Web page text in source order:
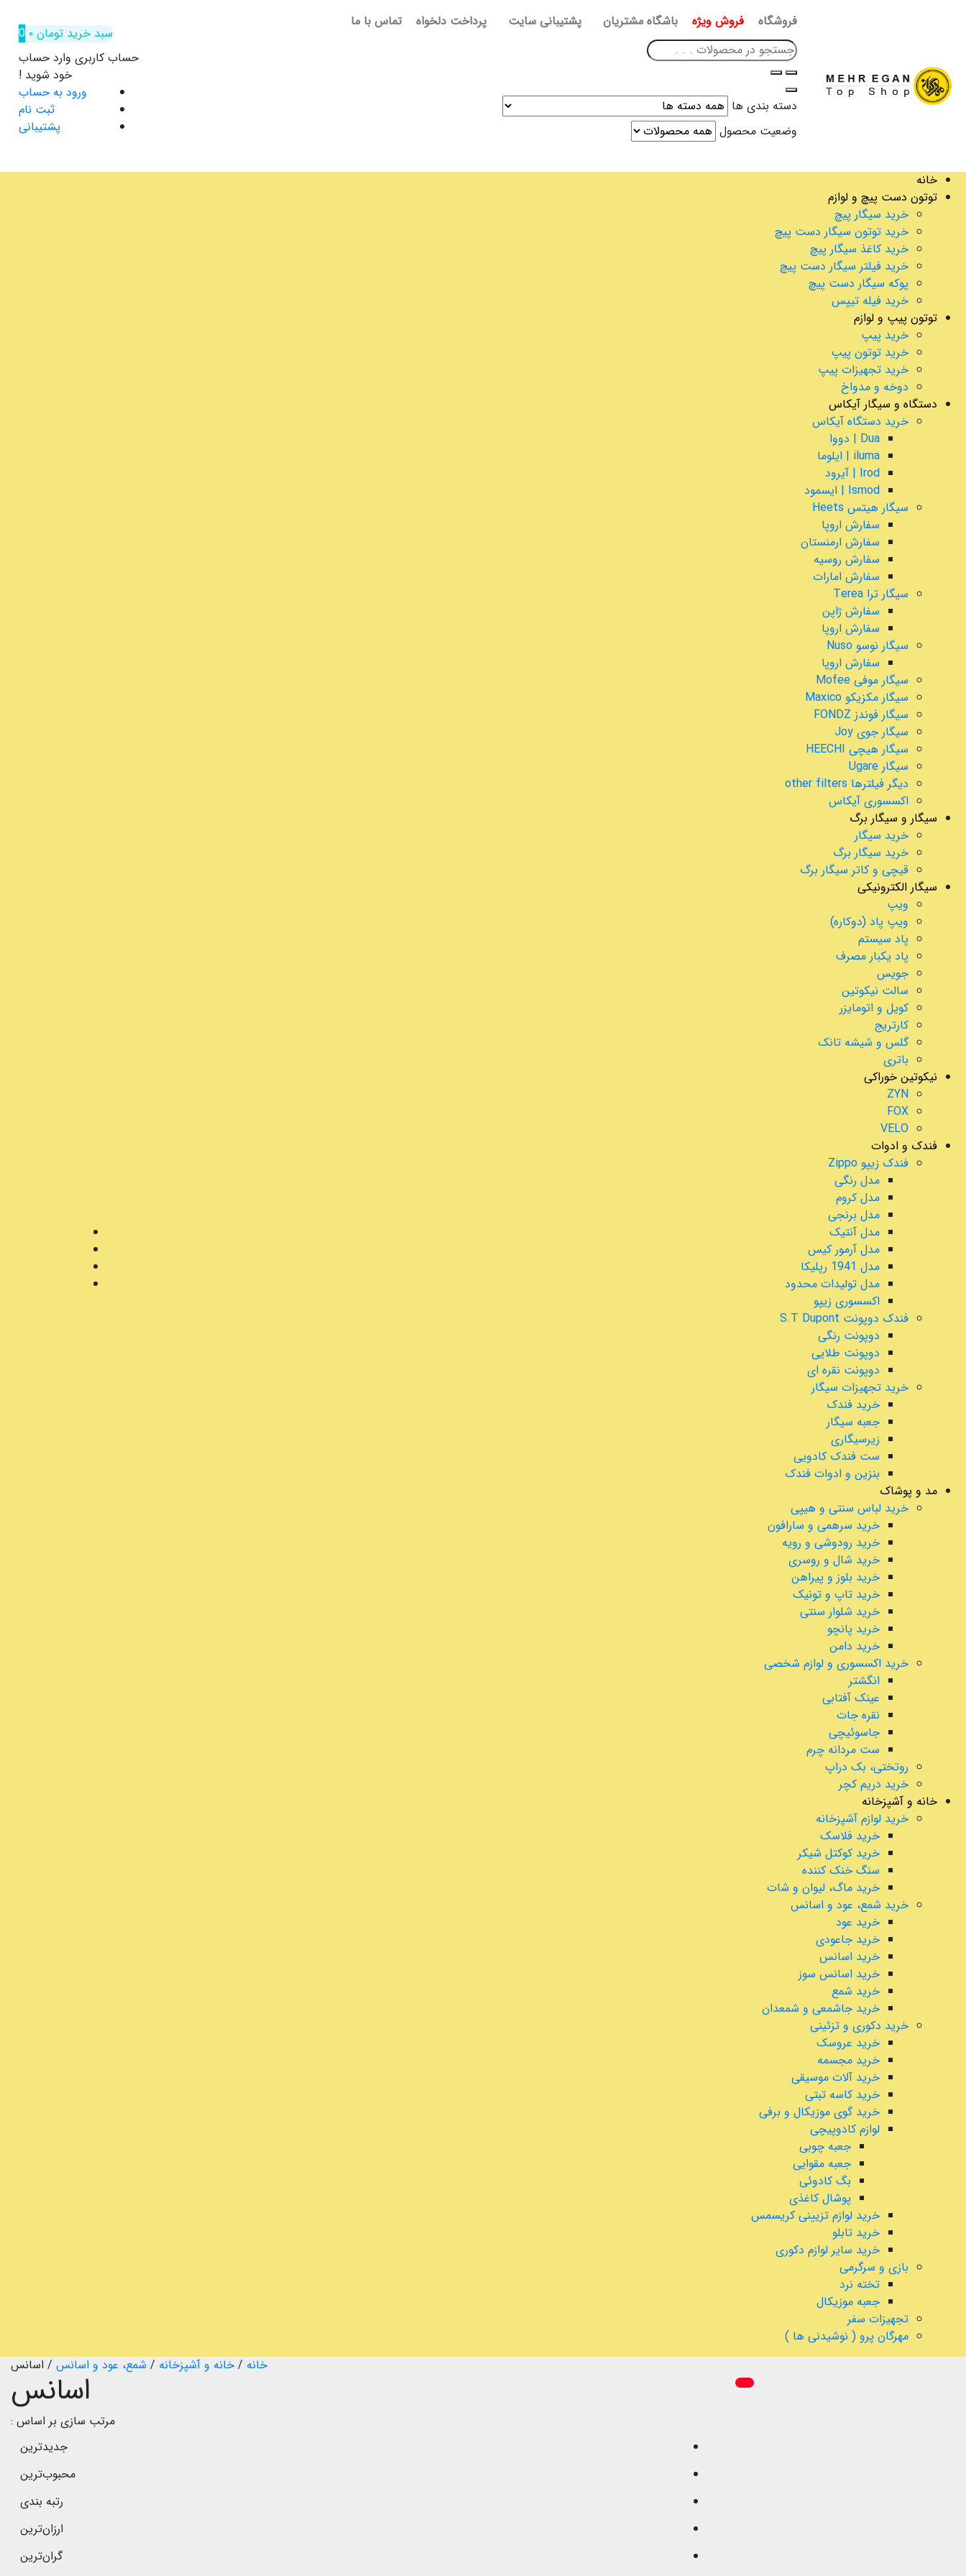
فروشگاه فروش ویژه باشگاه مشتریان پشتیبانی سایت پرداخت دلخواه تماس با ما
دسته بندی ها
وضعیت محصول
سبد خرید تومان۰
0
حساب کاربری وارد حساب
خود شوید !
ورود به حساب
ثبت نام
پشتیبانی
خانه
توتون دست پیچ و لوازم
خرید سیگار پیچ
خرید توتون سیگار دست پیچ
خرید کاغذ سیگار پیچ
خرید فیلتر سیگار دست پیچ
پوکه سیگار دست پیچ
خرید فیله تیپس
توتون پیپ و لوازم
خرید پیپ
خرید توتون پیپ
خرید تجهیزات پیپ
دوخه و مدواخ
دستگاه و سیگار آیکاس
خرید دستگاه آیکاس
Dua | دووا
iluma | ایلوما
Irod | آیرود
Ismod | ایسمود
سیگار هیتس Heets
سفارش اروپا
سفارش ارمنستان
سفارش روسیه
سفارش امارات
سیگار ترا Terea
سفارش ژاپن
سفارش اروپا
سیگار نوسو Nuso
سفارش اروپا
سیگار موفی Mofee
سیگار مکزیکو Maxico
سیگار فوندز FONDZ
سیگار جوی Joy
سیگار هیچی HEECHI
سیگار Ugare
دیگر فیلترها other filters
اکسسوری آیکاس
سیگار و سیگار برگ
خرید سیگار
خرید سیگار برگ
قیچی و کاتر سیگار برگ
سیگار الکترونیکی
ویپ
ویپ پاد (دوکاره)
پاد سیستم
پاد یکبار مصرف
جویس
سالت نیکوتین
کویل و اتومایزر
کارتریج
گلس و شیشه تانک
باتری
نیکوتین خوراکی
ZYN
FOX
VELO
فندک و ادوات
فندک زیپو Zippo
مدل رنگی
مدل کروم
مدل برنجی
مدل آنتیک
مدل آرمور کیس
مدل 1941 رپلیکا
مدل تولیدات محدود
اکسسوری زیپو
فندک دوپونت S.T Dupont
دوپونت رنگی
دوپونت طلایی
دوپونت نقره ای
خرید تجهیزات سیگار
خرید فندک
جعبه سیگار
زیرسیگاری
ست فندک کادویی
بنزین و ادوات فندک
مد و پوشاک
خرید لباس سنتی و هیپی
خرید سرهمی و سارافون
خرید رودوشی و رویه
خرید شال و روسری
خرید بلوز و پیراهن
خرید تاپ و تونیک
خرید شلوار سنتی
خرید پانچو
خرید دامن
خرید اکسسوری و لوازم شخصی
انگشتر
عینک آفتابی
نقره جات
جاسوئیچی
ست مردانه چرم
روتختی، بک دراپ
خرید دریم کچر
خانه و آشپزخانه
خرید لوازم آشپزخانه
خرید فلاسک
خرید کوکتل شیکر
سنگ خنک کننده
خرید ماگ، لیوان و شات
خرید شمع، عود و اسانس
خرید عود
خرید جاعودی
خرید اسانس
خرید اسانس سوز
خرید شمع
خرید جاشمعی و شمعدان
خرید دکوری و تزئینی
خرید عروسک
خرید مجسمه
خرید آلات موسیقی
خرید کاسه تبتی
خرید گوی موزیکال و برفی
لوازم کادوپیچی
جعبه چوبی
جعبه مقوایی
بگ کادوئی
پوشال کاغذی
خرید لوازم تزیینی کریسمس
خرید تابلو
خرید سایر لوازم دکوری
بازی و سرگرمی
تخته نرد
جعبه موزیکال
تجهیزات سفر
مهرگان پرو ( نوشیدنی ها )
خانه / خانه و آشپزخانه / شمع، عود و اسانس / اسانس
اسانس
مرتب سازی بر اساس :
جدیدترین
محبوب‌ترین
رتبه بندی
ارزان‌ترین
گران‌ترین